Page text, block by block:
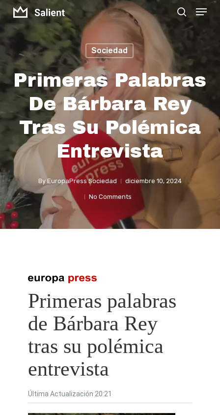
Skip
to
main
content
search
Menu
Sociedad
Primeras Palabras
De Bárbara Rey
Tras Su Polémica
Entrevista
By EuropaPress Sociedad diciembre 10, 2024
No Comments
Close